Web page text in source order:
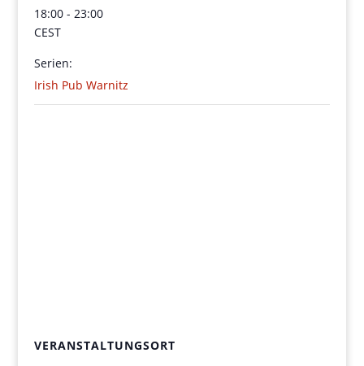
18:00 - 23:00
CEST
Serien:
Irish Pub Warnitz
VERANSTALTUNGSORT